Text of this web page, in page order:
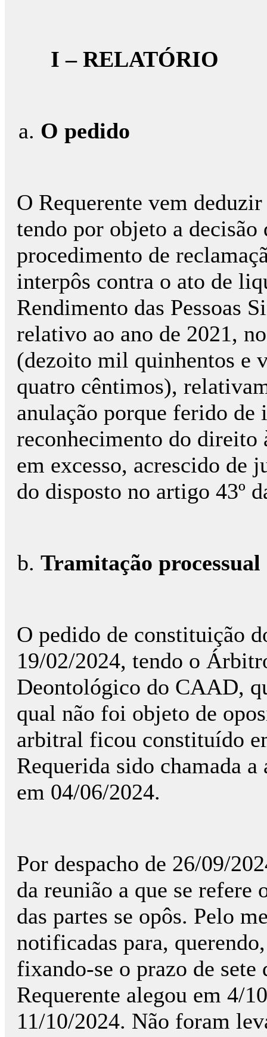
I – RELATÓRIO
O pedido
O Requerente vem
tendo por objeto a
procedimento de
interpôs contra o ato de
Rendimento das Pessoas
relativo ao ano de 2021,
(dezoito mil quinhentos e
quatro cêntimos),
anulação porque ferido de
reconhecimento do direito
em excesso, acrescido de
do disposto no artigo 43º
Tramitação processual
O pedido de constituição
19/02/2024, tendo o
Deontológico do CAAD,
qual não foi objeto de
arbitral ficou constituído
Requerida sido chamada
em 04/06/2024.
Por despacho de 26/09/
da reunião a que se refere
das partes se opôs. Pelo
notificadas para,
fixando-se o prazo de sete
Requerente alegou em 4/
11/10/2024. Não foram